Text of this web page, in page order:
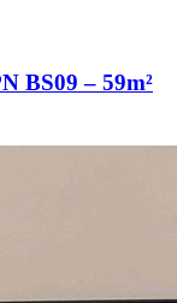
BS09 – 59m²